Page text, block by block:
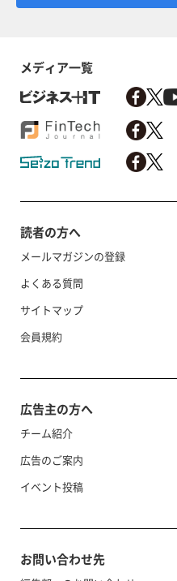
メディア一覧
読者の方へ
メールマガジンの登録
よくある質問
サイトマップ
会員規約
広告主の方へ
チーム紹介
広告のご案内
イベント投稿
お問い合わせ先